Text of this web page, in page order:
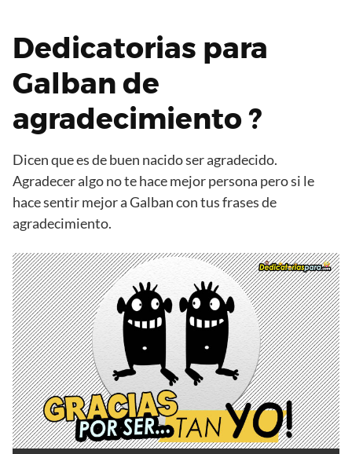
Dedicatorias para
Galban de
agradecimiento ?
Dicen que es de buen nacido ser agradecido.
Agradecer algo no te hace mejor persona pero si le
hace sentir mejor a Galban con tus frases de
agradecimiento.